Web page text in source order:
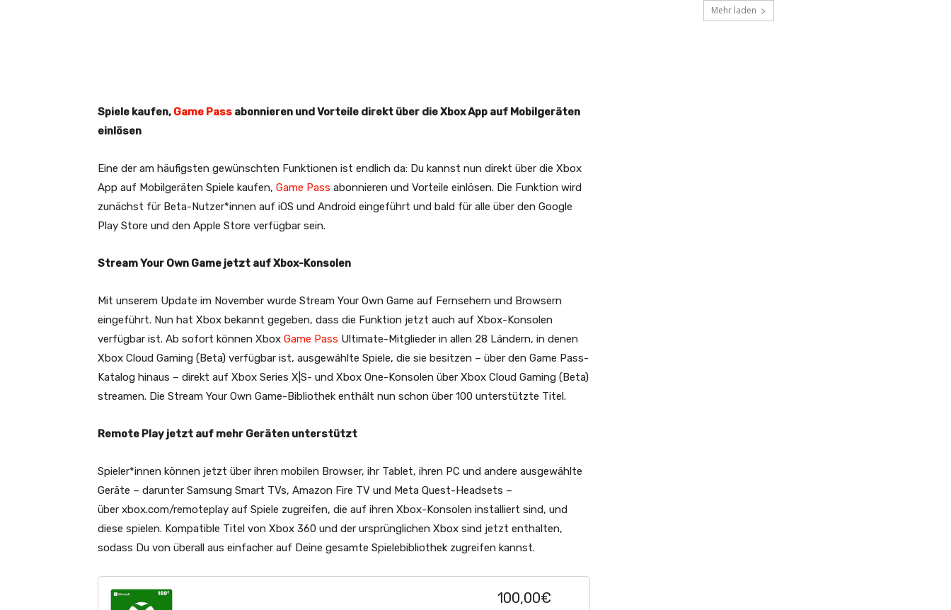
Spiele kaufen, Game Pass abonnieren und Vorteile direkt über die Xbox App auf Mobilgeräten
einlösen
Eine der am häufigsten gewünschten Funktionen ist endlich da: Du kannst nun direkt über die Xbox
App auf Mobilgeräten Spiele kaufen, Game Pass abonnieren und Vorteile einlösen. Die Funktion wird
zunächst für Beta-Nutzer*innen auf iOS und Android eingeführt und bald für alle über den Google
Play Store und den Apple Store verfügbar sein.
Stream Your Own Game jetzt auf Xbox-Konsolen
Mit unserem Update im November wurde Stream Your Own Game auf Fernsehern und Browsern
eingeführt. Nun hat Xbox bekannt gegeben, dass die Funktion jetzt auch auf Xbox-Konsolen
verfügbar ist. Ab sofort können Xbox Game Pass Ultimate-Mitglieder in allen 28 Ländern, in denen
Xbox Cloud Gaming (Beta) verfügbar ist, ausgewählte Spiele, die sie besitzen – über den Game Pass-
Katalog hinaus – direkt auf Xbox Series X|S- und Xbox One-Konsolen über Xbox Cloud Gaming (Beta)
streamen. Die Stream Your Own Game-Bibliothek enthält nun schon über 100 unterstützte Titel.
Remote Play jetzt auf mehr Geräten unterstützt
Spieler*innen können jetzt über ihren mobilen Browser, ihr Tablet, ihren PC und andere ausgewählte
Geräte – darunter Samsung Smart TVs, Amazon Fire TV und Meta Quest-Headsets –
über xbox.com/remoteplay auf Spiele zugreifen, die auf ihren Xbox-Konsolen installiert sind, und
diese spielen. Kompatible Titel von Xbox 360 und der ursprünglichen Xbox sind jetzt enthalten,
sodass Du von überall aus einfacher auf Deine gesamte Spielebibliothek zugreifen kannst.
100,00€
Mehr laden